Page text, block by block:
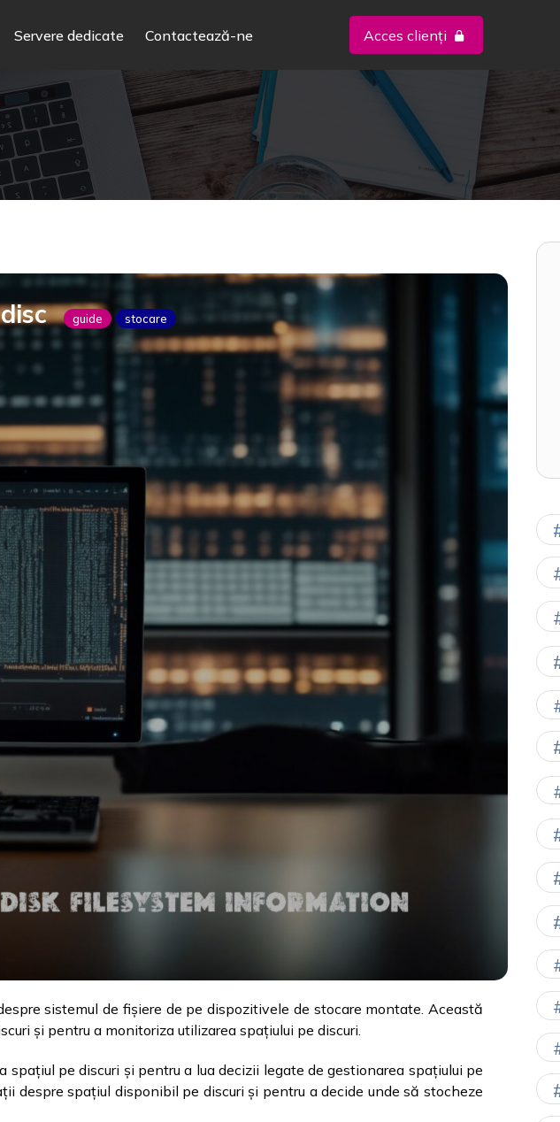
Servere dedicate Contactează-ne Acces clienți
guide stocare
sistemul de fișiere de pe dispozitivele de stocare montate. Această
și pentru a monitoriza utilizarea spațiului pe discuri.
pe discuri și pentru a lua decizii legate de gestionarea spațiului pe
despre spațiul disponibil pe discuri și pentru a decide unde să stocheze